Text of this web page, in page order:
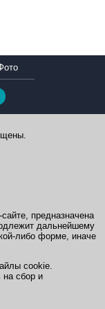
предназначена
дальнейшему
либо форме, иначе
cookie.
на сбор и